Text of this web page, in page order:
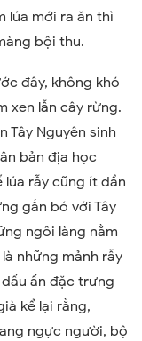
lúa mới ra ăn thì
bội thu.
đây, không khó
xen lẫn cây rừng.
Tây Nguyên sinh
bản địa học
rẫy cũng ít dần
gắn bó với Tây
ngôi làng nằm
những mảnh rẫy
ấn đặc trưng
kể lại rằng,
ngực người, bộ